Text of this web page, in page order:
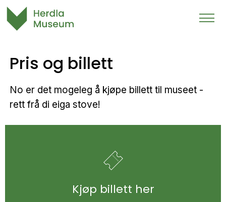
Pris og billett
No er det mogeleg å kjøpe billett til museet -
rett frå di eiga stove!
Kjøp billett her